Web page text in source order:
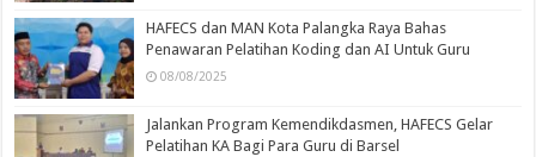
HAFECS dan MAN Kota Palangka Raya Bahas
Penawaran Pelatihan Koding dan AI Untuk Guru
08/08/2025
Jalankan Program Kemendikdasmen, HAFECS Gelar
Pelatihan KA Bagi Para Guru di Barsel